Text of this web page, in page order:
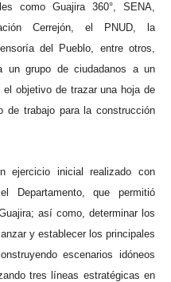
como Guajira 360°, SENA,
Cerrejón, el PNUD, la
del Pueblo, entre otros,
un grupo de ciudadanos a un
objetivo de trazar una hoja de
de trabajo para la construcción
ejercicio inicial realizado con
Departamento, que permitió
así como, determinar los
y establecer los principales
escenarios idóneos
tres líneas estratégicas en